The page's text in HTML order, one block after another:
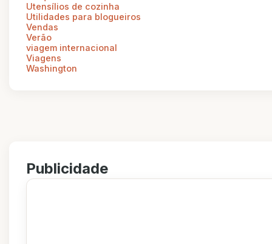
Utensílios de cozinha
Utilidades para blogueiros
Vendas
Verão
viagem internacional
Viagens
Washington
Publicidade